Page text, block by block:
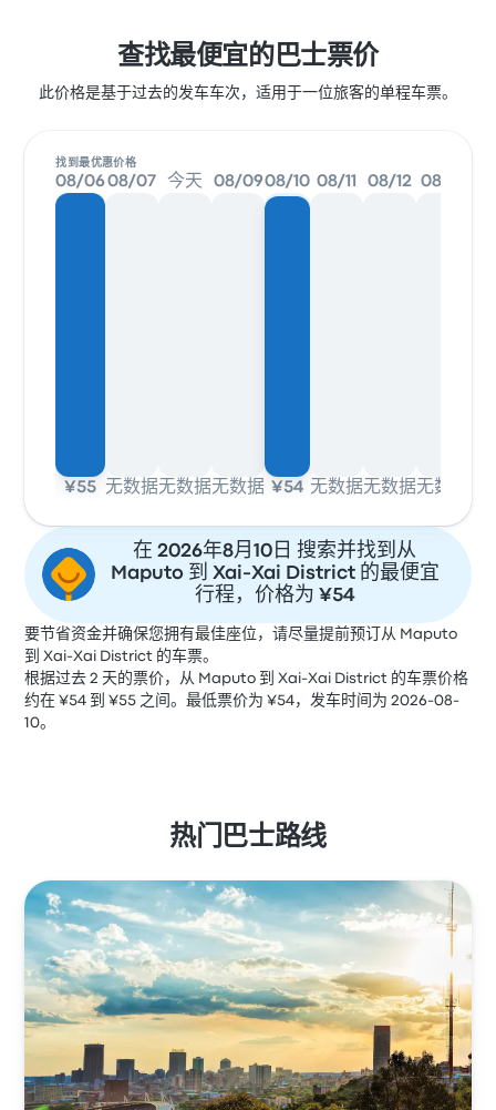
查找最便宜的巴士票价
此价格是基于过去的发车车次，适用于一位旅客的单程车票。
找到最优惠价格
08/06
¥55
08/07
无数据
今天
无数据
08/09
无数据
08/10
¥54
08/11
无数据
08/12
无数据
08/13
无数据
在 2026年8月10日 搜索并找到从
Maputo 到 Xai-Xai District 的最便宜
行程，价格为 ¥54
要节省资金并确保您拥有最佳座位，请尽量提前预订从 Maputo
到 Xai-Xai District 的车票。
根据过去 2 天的票价，从 Maputo 到 Xai-Xai District 的车票价格
约在 ¥54 到 ¥55 之间。最低票价为 ¥54，发车时间为 2026-08-
10。
热门巴士路线